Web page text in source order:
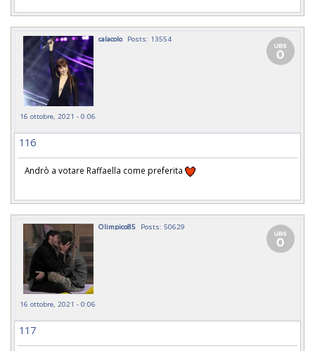
calacolo Posts: 13554
16 ottobre, 2021 - 0:06
116
Andrò a votare Raffaella come preferita
Olimpico85 Posts: 50629
16 ottobre, 2021 - 0:06
117